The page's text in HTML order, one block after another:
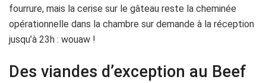
fourrure, mais la cerise sur le gâteau reste la cheminée
opérationnelle dans la chambre sur demande à la réception
jusqu’à 23h : wouaw !
Des viandes d’exception au Beef